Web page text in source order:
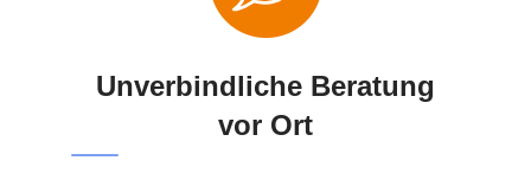
Unverbindliche Beratung
vor Ort